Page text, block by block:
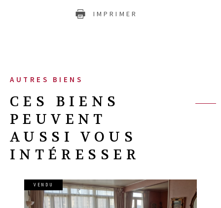
IMPRIMER
AUTRES BIENS
CES BIENS
PEUVENT
AUSSI VOUS
INTÉRESSER
VENDU